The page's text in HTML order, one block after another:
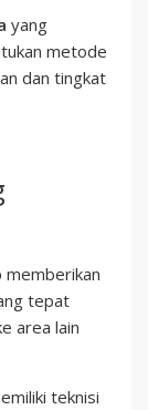
yang
metode
dan tingkat
memberikan
tepat
area lain
teknisi